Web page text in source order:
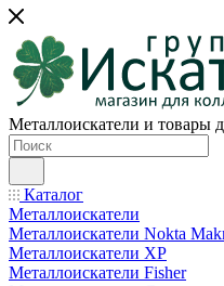
Металлоискатели и товары
Каталог
Металлоискатели
Металлоискатели Nokta
Металлоискатели XP
Металлоискатели Fisher